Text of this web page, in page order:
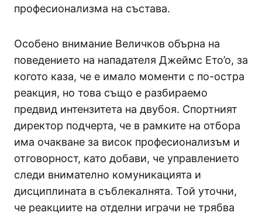
професионализма на състава.
Особено внимание Величков обърна на
поведението на нападателя Джеймс Ето’о, за
когото каза, че е имало моменти с по-остра
реакция, но това също е разбираемо
предвид интензитета на двубоя. Спортният
директор подчерта, че в рамките на отбора
има очакване за висок професионализъм и
отговорност, като добави, че управлението
следи внимателно комуникацията и
дисциплината в съблекалнята. Той уточни,
че реакциите на отделни играчи не трябва